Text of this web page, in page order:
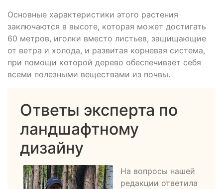
Основные характеристики этого растения
заключаются в высоте, которая может достигать
60 метров, иголки вместо листьев, защищающие
от ветра и холода, и развитая корневая система,
при помощи которой дерево обеспечивает себя
всеми полезными веществами из почвы.
Ответы эксперта по
ландшафтному
дизайну
На вопросы нашей
редакции ответила